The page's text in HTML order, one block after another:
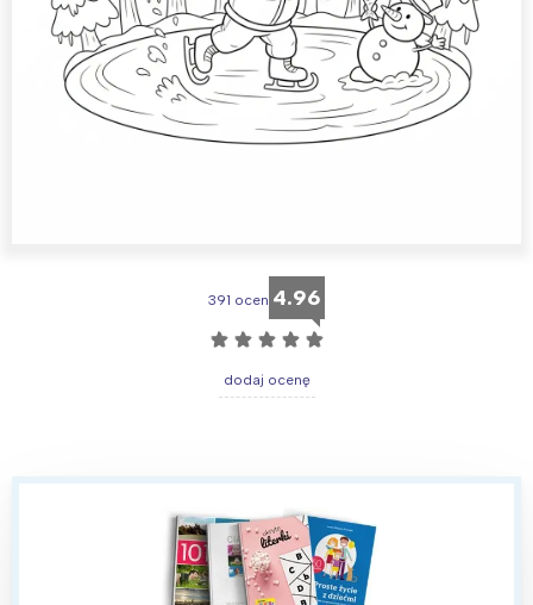
391 ocen 4.96
☆ ☆ ☆ ☆ ☆
dodaj ocenę